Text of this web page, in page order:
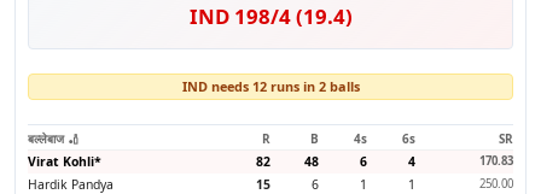
IND 198/4 (19.4)
IND needs 12 runs in 2 balls
बल्लेबाज 🏏 R B 4s 6s
SR
Virat Kohli* 82 48 6 4 170.83
Hardik Pandya 15 6 1 1 250.00